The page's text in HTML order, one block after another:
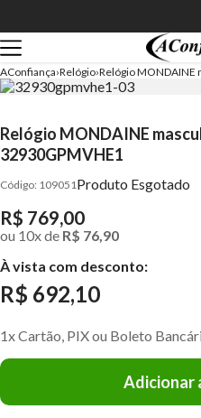
AConfiança Relógio Relógio MONDAINE
Relógio MONDAINE
32930GPMVHE1
109051 Produto Esgotado
R$ 769,00
ou 10xde R$ 76,90
À vista com desconto:
R$ 692,10
1x Cartão, PIX ou Boleto
Adicionar